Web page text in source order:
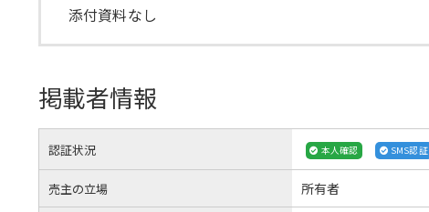
添付資料なし
掲載者情報
認証状況 本人確認 SMS認証
売主の立場 所有者